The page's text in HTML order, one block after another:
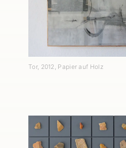
Tor, 2012 , Papier auf Holz